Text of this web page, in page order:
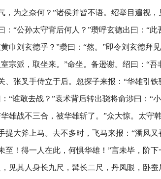
，为之奈何？”诸侯并皆不语。绍举目遍视
：“公孙太守背后何人？”瓒呼玄德出曰：“
巾刘玄德乎？”瓒曰：“然。”即令刘玄德拜
宗派，取坐来。”命坐。备逊谢。绍曰：“
、张叉手侍立于后。忽探子来报：“华雄引
“谁敢去战？”袁术背后转出骁将俞涉曰：“
雄战不三合，被华雄斩了。”众大惊。太守
提大斧上马。去不多时，飞马来报：“潘凤
至！得一人在此，何惧华雄！”言未毕，阶
见其人身长九尺，髯长二尺，丹凤眼，卧